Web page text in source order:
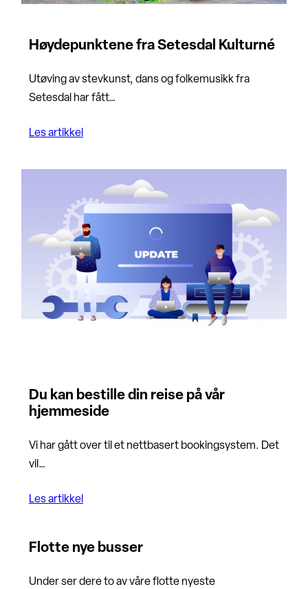
Høydepunktene fra Setesdal Kulturné
Utøving av stevkunst, dans og folkemusikk fra
Setesdal har fått…
Les artikkel
Du kan bestille din reise på vår
hjemmeside
Vi har gått over til et nettbasert bookingsystem. Det
vil…
Les artikkel
Flotte nye busser
Under ser dere to av våre flotte nyeste